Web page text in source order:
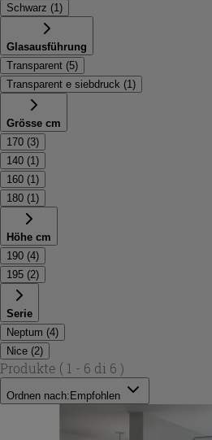
Schwarz (1 )
Glasausführung
Transparent (5)
Transparent e siebdruck (1 )
Grösse cm
170 (3)
140 (1 )
160 (1 )
180 (1 )
Höhe cm
190 (4)
195 (2)
Serie
Neptum (4)
Nice (2)
Produkte ( 1 - 6 di 6 )
Ordnen nach: Empfohlen